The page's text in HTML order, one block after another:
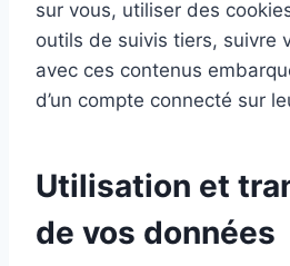
sur vous, utiliser des
outils de suivis tiers, suivre
avec ces contenus
d’un compte connecté sur
Utilisation et
de vos données